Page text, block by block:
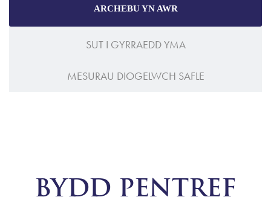
HYGYRCHEDD
SUT I GYRRAEDD YMA
MESURAU DIOGELWCH SAFLE
BYDD PENTREF
Manteisiwch ar y prisiau gorau a chynigion arbennig
wrth archebu trwy'r wefan swyddogol.
Gwarantir y Pris Gorau
ARCHEBU YN AWR